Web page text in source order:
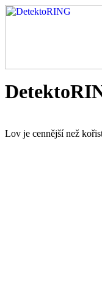
Lov je cennější než